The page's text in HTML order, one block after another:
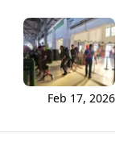
Feb 17, 2026